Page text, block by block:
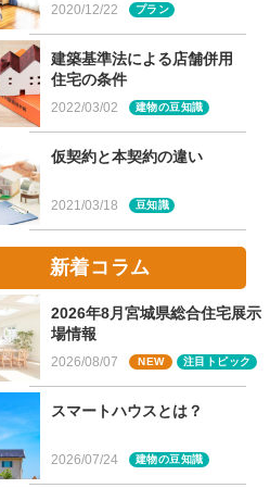
2020/12/22 プラン
建築基準法による店舗併用
住宅の条件
2022/03/02 建物の豆知識
仮契約と本契約の違い
2021/03/18 豆知識
新着コラム
2026年8月宮城県総合住宅展示
場情報
2026/08/07 NEW 注目トピック
スマートハウスとは？
2026/07/24 建物の豆知識